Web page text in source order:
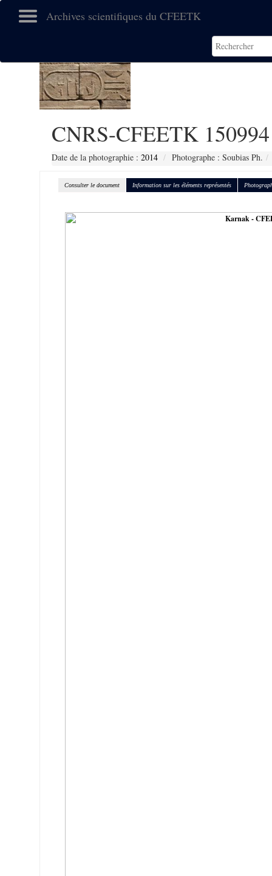
Archives scientifiques du CFEETK
CNRS-CFEETK 150994
Date de la photographie : 2014 Photographe : Soubias Ph.
Consulter le document Information sur les éléments représentés